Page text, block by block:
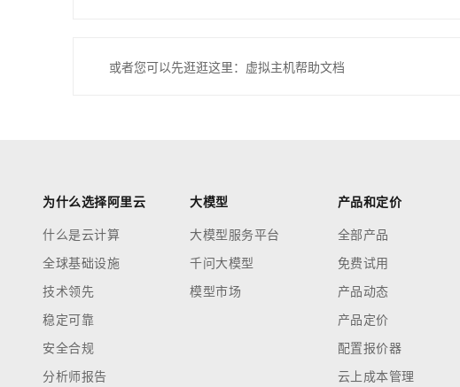
或者您可以先逛逛这里：虚拟主机帮助文档